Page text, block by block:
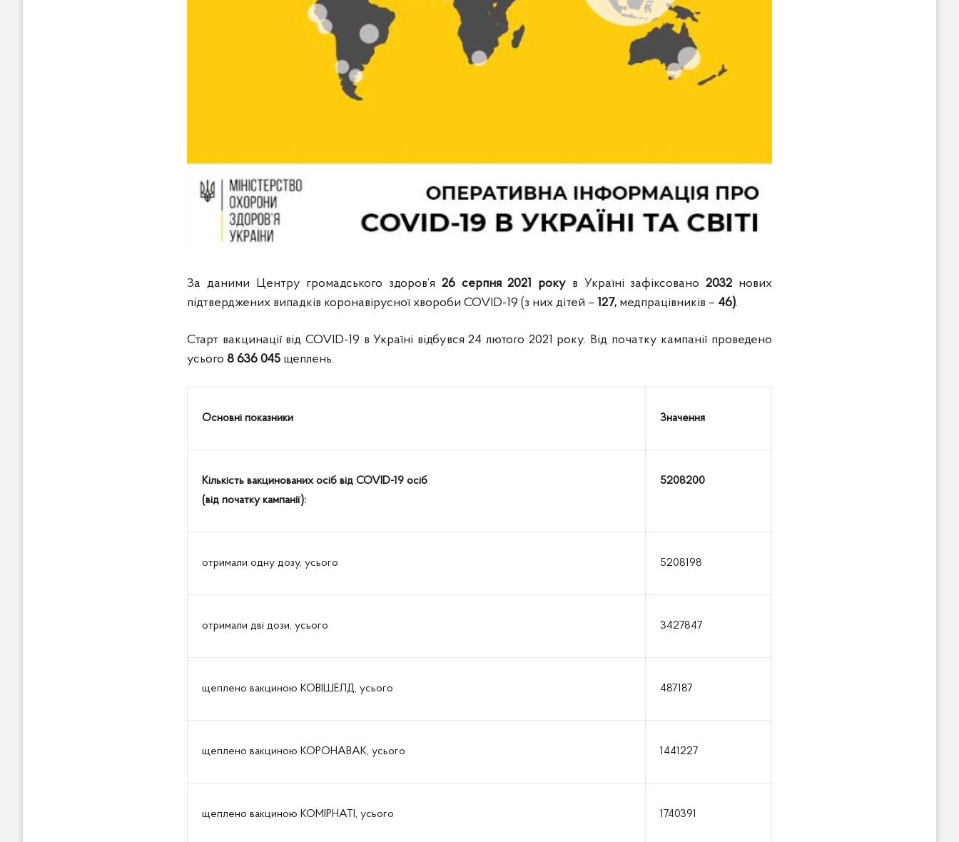
За даними Центру громадського здоров’я 26 серпня 2021 року в Україні зафіксовано2032 нових
підтверджених випадків коронавірусної хвороби COVID-19 (з них дітей – 127, медпрацівників – 46).
Старт вакцинації від COVID-19 в Україні відбувся 24 лютого 2021 року. Від початку кампанії проведено
усього 8 636 045 щеплень.
Основні показники Значення
Кількість вакцинованих осіб від COVID-19 осіб
(від початку кампанії):
5208200
отримали одну дозу, усього 5208198
отримали дві дози, усього 3427847
щеплено вакциною КОВІШЕЛД, усього 487187
щеплено вакциною КОРОНАВАК, усього 1441227
щеплено вакциною КОМІРНАТІ, усього 1740391